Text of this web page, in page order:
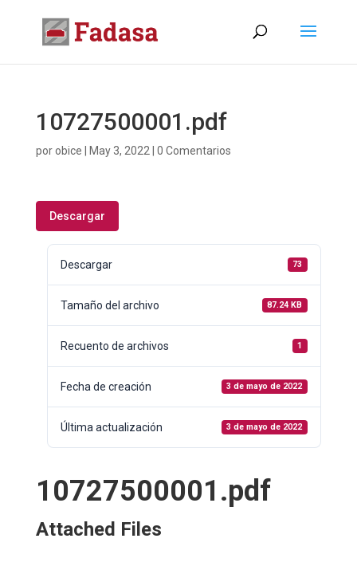
10727500001.pdf
porobice May 3, 2022 0 Comentarios
Descargar
Descargar 73
Tamaño del archivo 87.24 KB
Recuento de archivos 1
Fecha de creación 3 de mayo de 2022
Última actualización 3 de mayo de 2022
10727500001.pdf
Attached Files